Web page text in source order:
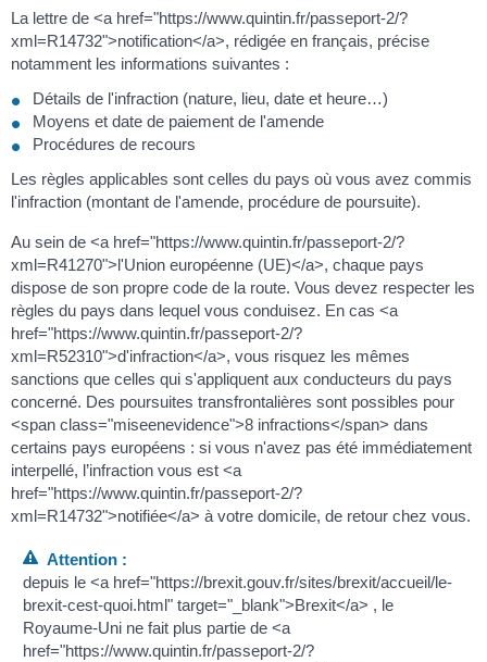
La lettre de <a href="https://www.quintin.fr/passeport-2/?
xml=R14732">notification</a>, rédigée en français, précise
notamment les informations suivantes :
Détails de l'infraction (nature, lieu, date et heure…)
Moyens et date de paiement de l'amende
Procédures de recours
Les règles applicables sont celles du pays où vous avez commis
l'infraction (montant de l'amende, procédure de poursuite).
Au sein de <a href="https://www.quintin.fr/passeport-2/?
xml=R41270">l'Union européenne (UE)</a>, chaque pays
dispose de son propre code de la route. Vous devez respecter les
règles du pays dans lequel vous conduisez. En cas <a
href="https://www.quintin.fr/passeport-2/?
xml=R52310">d'infraction</a>, vous risquez les mêmes
sanctions que celles qui s'appliquent aux conducteurs du pays
concerné. Des poursuites transfrontalières sont possibles pour
<span class="miseenevidence">8 infractions</span> dans
certains pays européens : si vous n'avez pas été immédiatement
interpellé, l’infraction vous est <a
href="https://www.quintin.fr/passeport-2/?
xml=R14732">notifiée</a> à votre domicile, de retour chez vous.
Attention :
depuis le <a href="https://brexit.gouv.fr/sites/brexit/accueil/le-
brexit-cest-quoi.html" target="_blank">Brexit</a> , le
Royaume-Uni ne fait plus partie de <a
href="https://www.quintin.fr/passeport-2/?